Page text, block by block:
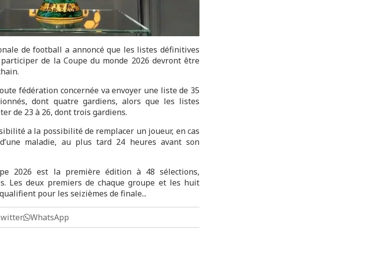
de football a annoncé que les listes définitives
de la Coupe du monde 2026 devront être
fédération concernée va envoyer une liste de 35
dont quatre gardiens, alors que les listes
de 23 à 26, dont trois gardiens.
a la possibilité de remplacer un joueur, en cas
maladie, au plus tard 24 heures avant son
2026 est la première édition à 48 sélections,
Les deux premiers de chaque groupe et les huit
pour les seizièmes de finale...
WhatsApp